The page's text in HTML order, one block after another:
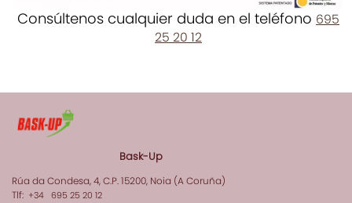
Consúltenos cualquier duda en el teléfono 695
25 20 12
Bask-Up
Rúa da Condesa, 4, C.P. 15200, Noia (A Coruña)
Tlf: +34 695 25 20 12